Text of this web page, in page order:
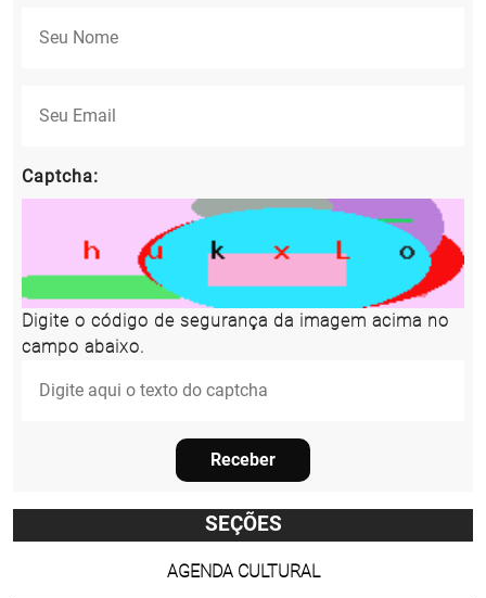
Captcha:
Digite o código de segurança da imagem acima no
campo abaixo.
Receber
SEÇÕES
AGENDA CULTURAL